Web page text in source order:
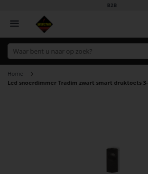
B2B
Home
Led snoerdimmer Tradim zwart smart druktoets 3-